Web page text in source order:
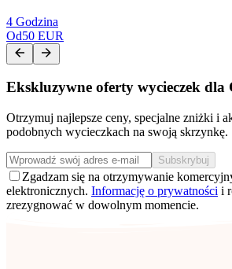
4 Godzina
Od50 EUR
Ekskluzywne oferty wycieczek dla
Otrzymuj najlepsze ceny, specjalne zniżki i
podobnych wycieczkach na swoją skrzynkę.
Subskrybuj
Zgadzam się na otrzymywanie
elektronicznych. Informację o prywatności i
zrezygnować w dowolnym momencie.